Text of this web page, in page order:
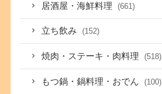
居酒屋・海鮮料理 (661)
立ち飲み (152)
焼肉・ステーキ・肉料理 (518)
もつ鍋・鍋料理・おでん (100)